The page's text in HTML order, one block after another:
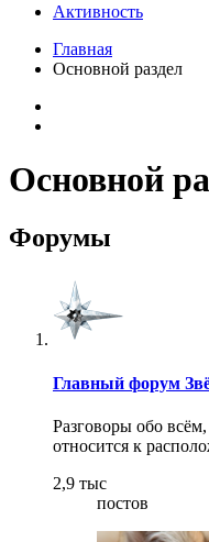
Активность
Главная
Основной раздел
Основной
Форумы
Главный форум
Разговоры обо
относится к
2,9 тыс
постов